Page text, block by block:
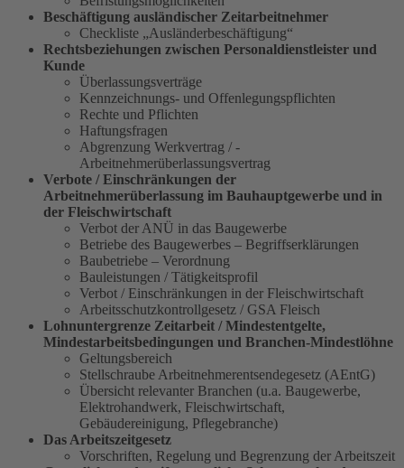
Beschäftigung ausländischer Zeitarbeitnehmer
Checkliste „Ausländerbeschäftigung“
Rechtsbeziehungen zwischen ­Personaldienstleister und
Kunde
Überlassungsverträge
Kennzeichnungs- und Offenlegungspflichten
Rechte und Pflichten
Haftungsfragen
Abgrenzung Werkvertrag / ­
Arbeitnehmerüberlassungsvertrag
Verbote / Einschränkungen der
Arbeitnehmerüberlassung im Bauhauptgewerbe und in
der Fleischwirtschaft
Verbot der ANÜ in das Baugewerbe
Betriebe des Baugewerbes – Begriffserklärungen
Baubetriebe – Verordnung
Bauleistungen / Tätigkeitsprofil
Verbot / Einschränkungen in der Fleischwirtschaft
Arbeitsschutzkontrollgesetz / GSA Fleisch
Lohnuntergrenze Zeitarbeit /Mindestentgelte,
Mindestarbeitsbedingungen und Branchen-Mindestlöhne
Geltungsbereich
Stellschraube Arbeitnehmerentsendegesetz (AEntG)
Übersicht relevanter Branchen (u.a. Baugewerbe,
Elektro­handwerk, Fleischwirtschaft,
Gebäudereinigung, Pflegebranche)
Das Arbeitszeitgesetz
Vorschriften, Regelung und Begrenzung der ­Arbeitszeit